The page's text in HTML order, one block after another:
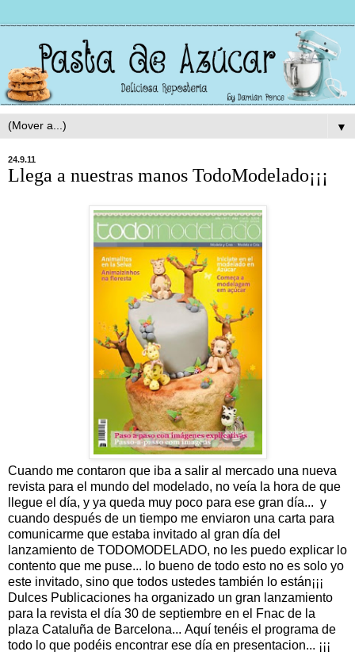
▼
24.9.11
Llega a nuestras manos TodoModelado¡¡¡
Cuando me contaron que iba a salir al mercado una nueva
revista para el mundo del modelado, no veía la hora de que
llegue el día, y ya queda muy poco para ese gran día... y
cuando después de un tiempo me enviaron una carta para
comunicarme que estaba invitado al gran día del
lanzamiento de TODOMODELADO, no les puedo explicar lo
contento que me puse... lo bueno de todo esto no es solo yo
este invitado, sino que todos ustedes también lo están¡¡¡
Dulces Publicaciones ha organizado un gran lanzamiento
para la revista el día 30 de septiembre en el Fnac de la
plaza Cataluña de Barcelona... Aquí tenéis el programa de
todo lo que podéis encontrar ese día en presentacion... ¡¡¡